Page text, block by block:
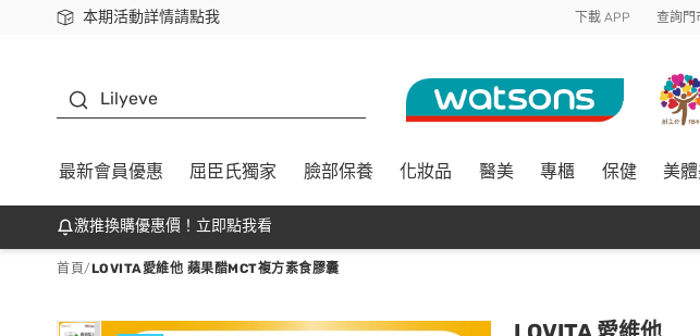
本期活動詳情請點我
下載app最高回饋$350 下載 APP 查詢門
Lilyeve
最新會員優惠 屈臣氏獨家 臉部保養 化妝品 醫美 專櫃 保健 美
激推換購優惠價！立即點我看
首頁/LOVITA愛維他 蘋果醋MCT複方素食膠囊